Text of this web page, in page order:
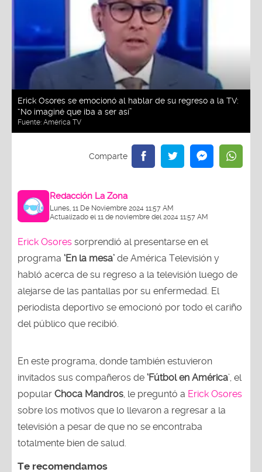
Erick Osores se emocionó al hablar de su regreso a la TV:
“No imaginé que iba a ser así”
Fuente: América TV
Redacción La Zona
Lunes, 11 De Noviembre 2024 11:57 AM
Actualizado el 11 de noviembre del 2024 11:57 AM
Erick Osores sorprendió al presentarse en el
programa ‘En la mesa’ de América Televisión y
habló acerca de su regreso a la televisión luego de
alejarse de las pantallas por su enfermedad. El
periodista deportivo se emocionó por todo el cariño
del público que recibió.
En este programa, donde también estuvieron
invitados sus compañeros de ‘Fútbol en América’, el
popular Choca Mandros, le preguntó a Erick Osores
sobre los motivos que lo llevaron a regresar a la
televisión a pesar de que no se encontraba
totalmente bien de salud.
Te recomendamos